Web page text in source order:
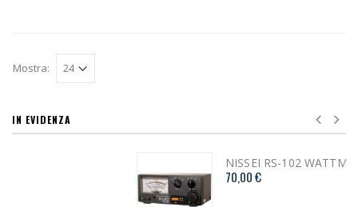
Mostra:
IN EVIDENZA
NISSEI RS-102 WATTMETRO
70,00 €